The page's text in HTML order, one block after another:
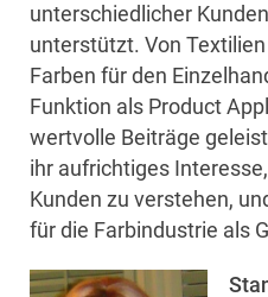
unterschiedlicher
unterstützt. Von
Farben für den
Funktion als Product
wertvolle Beiträge
ihr aufrichtiges
Kunden zu verstehen,
für die Farbindustrie als